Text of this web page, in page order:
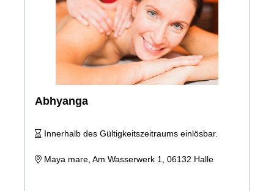
Abhyanga
Innerhalb des Gültigkeitszeitraums einlösbar.
Maya mare, Am Wasserwerk 1, 06132 Halle